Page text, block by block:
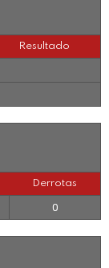
Resultado
Derrotas
0